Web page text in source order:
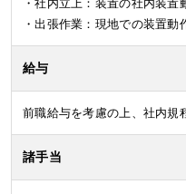
・社内立上：装置の社内装置
・出張作業：現地での装置
給与
前職給与を考慮の上、社内規
諸手当